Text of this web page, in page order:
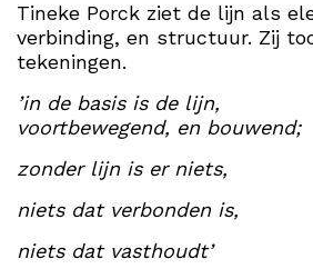
Tineke Porck ziet de lijn als
verbinding, en structuur. Zij
tekeningen.
’in de basis is de lijn,
voortbewegend, en bouwend;
zonder lijn is er niets,
niets dat verbonden is,
niets dat vasthoudt’